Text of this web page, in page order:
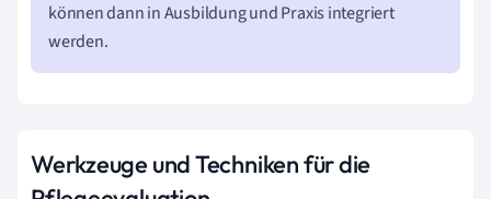
können dann in Ausbildung und Praxis integriert
werden.
Werkzeuge und Techniken für die